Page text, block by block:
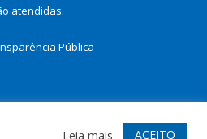
atendidas.
Pública
Acessar Webmail
Leia mais ACEITO